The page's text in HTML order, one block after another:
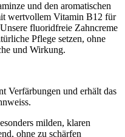
und den aromatischen
wertvollem Vitamin B12 für
fluoridfreie Zahncreme
Pflege setzen, ohne
und Wirkung.
Verfärbungen und erhält das
milden, klaren
ohne zu schärfen